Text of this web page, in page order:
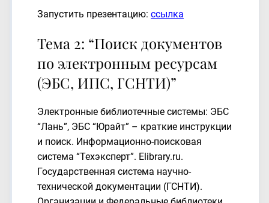
Запустить презентацию: ссылка
Тема 2: “Поиск документов
по электронным ресурсам
(ЭБС, ИПС, ГСНТИ)”
Электронные библиотечные системы: ЭБС
“Лань”, ЭБС “Юрайт” – краткие инструкции
и поиск. Информационно-поисковая
система “Техэксперт”. Elibrary.ru.
Государственная система научно-
технической документации (ГСНТИ).